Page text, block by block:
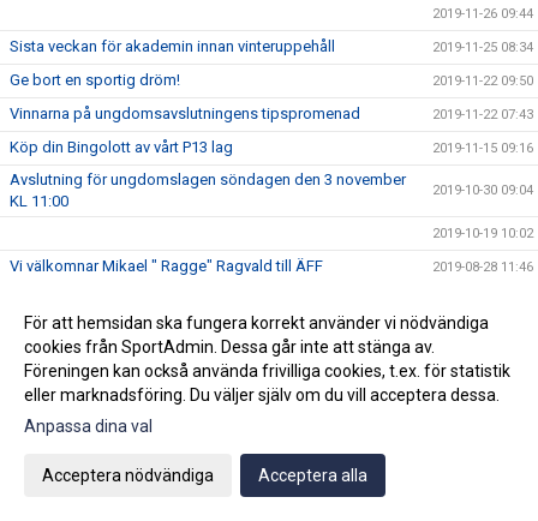
2019-11-26 09:44
Sista veckan för akademin innan vinteruppehåll 2019-11-25 08:34
Ge bort en sportig dröm! 2019-11-22 09:50
Vinnarna på ungdomsavslutningens tipspromenad 2019-11-22 07:43
Köp din Bingolott av vårt P13 lag 2019-11-15 09:16
Avslutning för ungdomslagen söndagen den 3 november
KL 11:00
2019-10-30 09:04
2019-10-19 10:02
Vi välkomnar Mikael " Ragge" Ragvald till ÄFF 2019-08-28 11:46
Sommarproffsläger 2019 2019-08-14 11:14
Vinnare i 50/50 lotteriet 11/8 2019-08-14 10:21
ÄFF söker matchsekreterare 2019-08-14 10:18
Angående gårdagens match i P19-Allsvenskan
Kalle är på semester
Klubbchefen Helena Wennerström presenterar sig
För att hemsidan ska fungera korrekt använder vi nödvändiga
cookies från SportAdmin. Dessa går inte att stänga av.
Föreningen kan också använda frivilliga cookies, t.ex. för statistik
eller marknadsföring. Du väljer själv om du vill acceptera dessa.
Anpassa dina val
Acceptera nödvändiga Acceptera alla